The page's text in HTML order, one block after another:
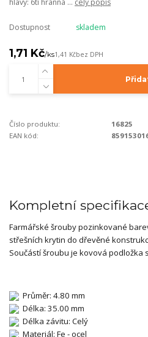
Dostupnost skladem
1,71 Kč/ks1,41 Kčbez DPH
Číslo produktu:
16825
EAN kód:
Kompletní
Farmářské šrouby pozinkované
střešních krytin do dřevěné
Součástí šroubu je kovová podložka
Průměr: 4.80 mm
Délka: 35.00 mm
Délka závitu: Celý
Materiál: Fe - ocel